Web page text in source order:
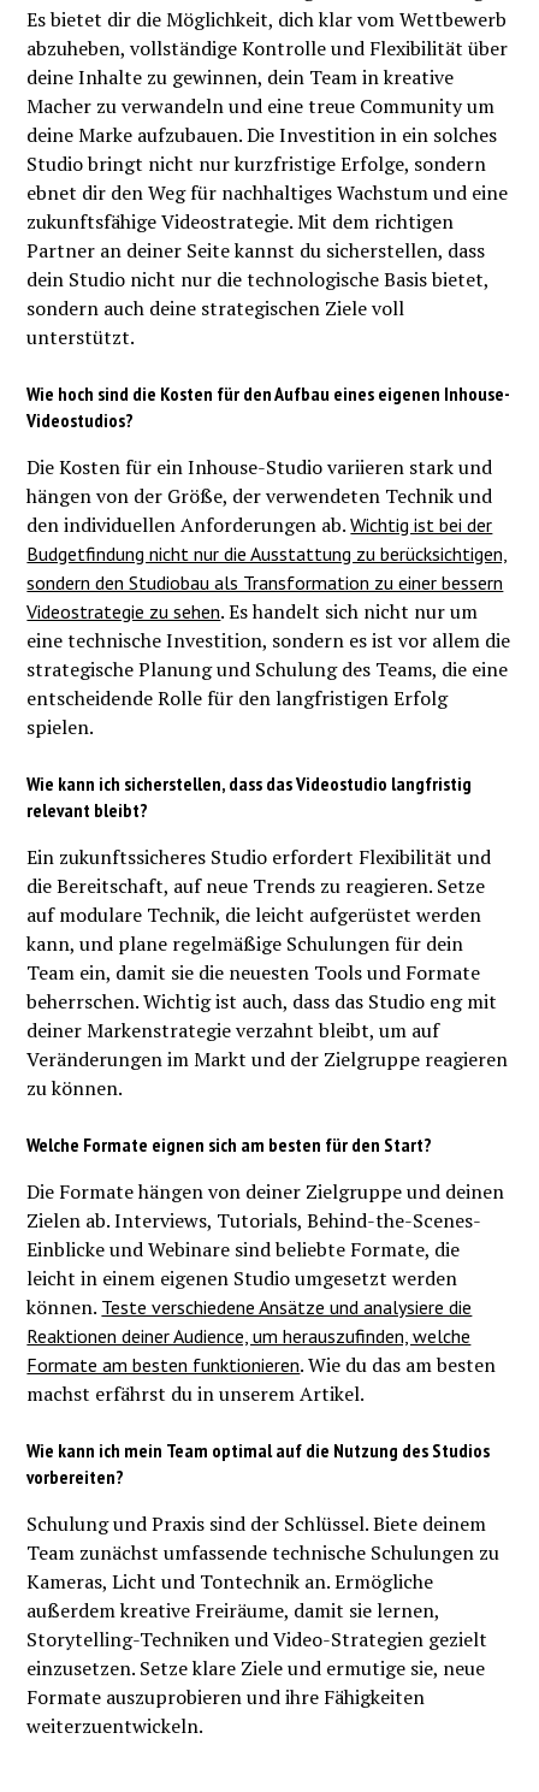
Es bietet dir die Möglichkeit, dich klar vom Wettbewerb
abzuheben, vollständige Kontrolle und Flexibilität über
deine Inhalte zu gewinnen, dein Team in kreative
Macher zu verwandeln und eine treue Community um
deine Marke aufzubauen. Die Investition in ein solches
Studio bringt nicht nur kurzfristige Erfolge, sondern
ebnet dir den Weg für nachhaltiges Wachstum und eine
zukunftsfähige Videostrategie. Mit dem richtigen
Partner an deiner Seite kannst du sicherstellen, dass
dein Studio nicht nur die technologische Basis bietet,
sondern auch deine strategischen Ziele voll
unterstützt.
Wie hoch sind die Kosten für den Aufbau eines eigenen Inhouse-
Videostudios?
Die Kosten für ein Inhouse-Studio variieren stark und
hängen von der Größe, der verwendeten Technik und
den individuellen Anforderungen ab.Wichtig ist bei der
Budgetfindung nicht nur die Ausstattung zu berücksichtigen,
sondern den Studiobau als Transformation zu einer bessern
Videostrategie zu sehen. Es handelt sich nicht nur um
eine technische Investition, sondern es ist vor allem die
strategische Planung und Schulung des Teams, die eine
entscheidende Rolle für den langfristigen Erfolg
spielen.
Wie kann ich sicherstellen, dass das Videostudio langfristig
relevant bleibt?
Ein zukunftssicheres Studio erfordert Flexibilität und
die Bereitschaft, auf neue Trends zu reagieren. Setze
auf modulare Technik, die leicht aufgerüstet werden
kann, und plane regelmäßige Schulungen für dein
Team ein, damit sie die neuesten Tools und Formate
beherrschen. Wichtig ist auch, dass das Studio eng mit
deiner Markenstrategie verzahnt bleibt, um auf
Veränderungen im Markt und der Zielgruppe reagieren
zu können.
Welche Formate eignen sich am besten für den Start?
Die Formate hängen von deiner Zielgruppe und deinen
Zielen ab. Interviews, Tutorials, Behind-the-Scenes-
Einblicke und Webinare sind beliebte Formate, die
leicht in einem eigenen Studio umgesetzt werden
können. Teste verschiedene Ansätze und analysiere die
Reaktionen deiner Audience, um herauszufinden, welche
Formate am besten funktionieren. Wie du das am besten
machst erfährst du in unserem Artikel.
Wie kann ich mein Team optimal auf die Nutzung des Studios
vorbereiten?
Schulung und Praxis sind der Schlüssel. Biete deinem
Team zunächst umfassende technische Schulungen zu
Kameras, Licht und Tontechnik an. Ermögliche
außerdem kreative Freiräume, damit sie lernen,
Storytelling-Techniken und Video-Strategien gezielt
einzusetzen. Setze klare Ziele und ermutige sie, neue
Formate auszuprobieren und ihre Fähigkeiten
weiterzuentwickeln.